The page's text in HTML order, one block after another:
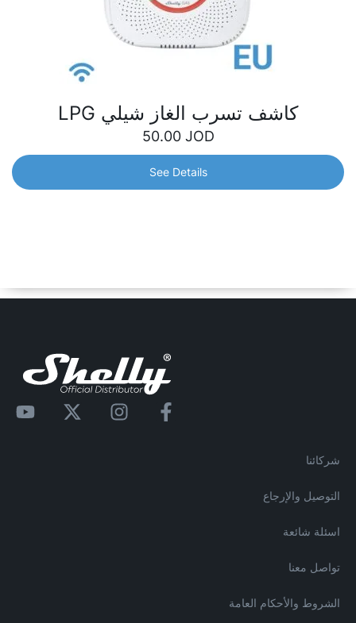
كاشف تسرب الغاز شيلي LPG
كاشف تسرب الغاز شيلي LPG
50.00 JOD
See Details
شركائنا
التوصيل والإرجاع
اسئلة شائعة
تواصل معنا
الشروط والأحكام العامة